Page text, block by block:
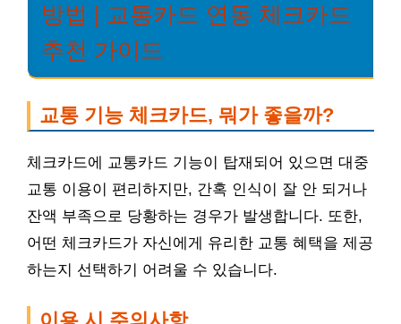
방법 | 교통카드 연동 체크카드
추천 가이드
교통 기능 체크카드, 뭐가 좋을까?
체크카드에 교통카드 기능이 탑재되어 있으면 대중
교통 이용이 편리하지만, 간혹 인식이 잘 안 되거나
잔액 부족으로 당황하는 경우가 발생합니다. 또한,
어떤 체크카드가 자신에게 유리한 교통 혜택을 제공
하는지 선택하기 어려울 수 있습니다.